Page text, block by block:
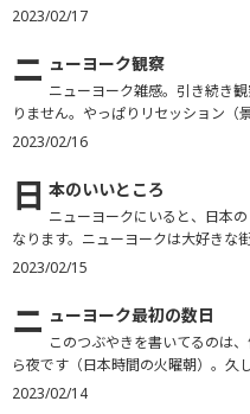
2023/02/17
ニ ューヨーク観察
ニューヨーク雑感。引き続き
りません。やっぱりリセッション（
2023/02/16
日 本のいいところ
ニューヨークにいると、日本
なります。ニューヨークは大好きな
2023/02/15
ニ ューヨーク最初の数日
このつぶやきを書いてるのは
ら夜です（日本時間の火曜朝）。久
2023/02/14